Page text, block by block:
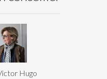
Hugo